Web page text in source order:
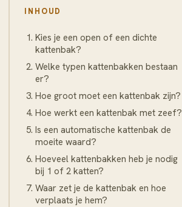
INHOUD
Kies je een open of een dichte
kattenbak?
Welke typen kattenbakken bestaan
er?
Hoe groot moet een kattenbak zijn?
Hoe werkt een kattenbak met zeef?
Is een automatische kattenbak de
moeite waard?
Hoeveel kattenbakken heb je nodig
bij 1 of 2 katten?
Waar zet je de kattenbak en hoe
verplaats je hem?